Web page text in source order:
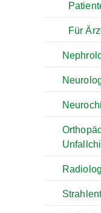
Für